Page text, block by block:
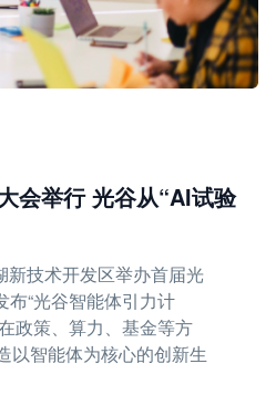
会举行 光谷从“AI试验
技术开发区举办首届光
“光谷智能体引力计
政策、算力、基金等方
以智能体为核心的创新生